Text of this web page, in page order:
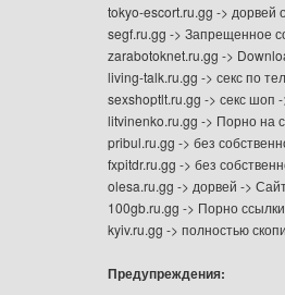
tokyo-escort.ru.gg -> дорвей
segf.ru.gg -> Запрещенное
zarabotoknet.ru.gg ->
living-talk.ru.gg -> секс по
sexshoptlt.ru.gg -> секс шоп
litvinenko.ru.gg -> Порно на
pribul.ru.gg -> без
fxpitdr.ru.gg -> без
olesa.ru.gg -> дорвей ->
100gb.ru.gg -> Порно
kyiv.ru.gg -> полностью
Предупреждения: